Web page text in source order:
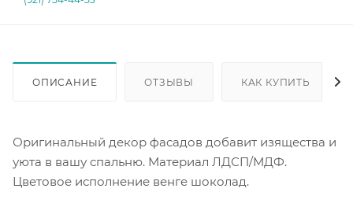
ОПИСАНИЕ ОТЗЫВЫ КАК КУПИТЬ
Оригинальный декор фасадов добавит изящества и
уюта в вашу спальню. Материал ЛДСП/МДФ.
Цветовое исполнение венге шоколад.